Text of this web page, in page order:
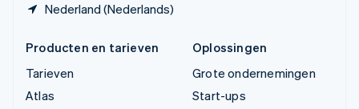
Nederland (Nederlands)
Producten en tarieven
Tarieven
Atlas
Oplossingen
Grote ondernemingen
Start-ups